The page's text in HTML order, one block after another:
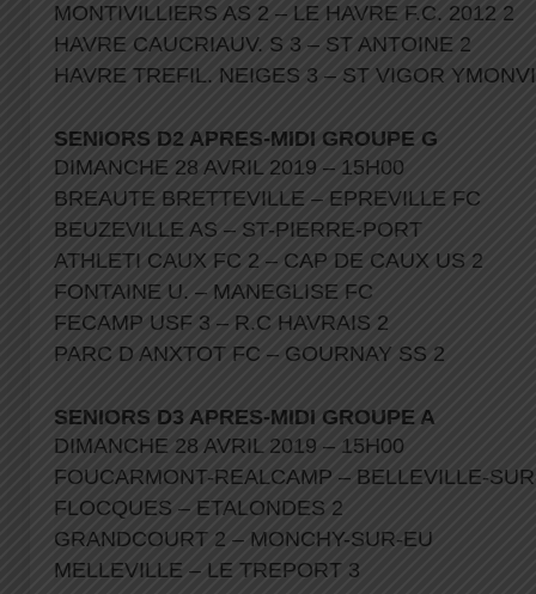
MONTIVILLIERS AS 2 – LE HAVRE F.C. 2012 2
HAVRE CAUCRIAUV. S 3 – ST ANTOINE 2
HAVRE TREFIL. NEIGES 3 – ST VIGOR
SENIORS D2 APRES-MIDI GROUPE G
DIMANCHE 28 AVRIL 2019 – 15H00
BREAUTE BRETTEVILLE – EPREVILLE FC
BEUZEVILLE AS – ST-PIERRE-PORT
ATHLETI CAUX FC 2 – CAP DE CAUX US 2
FONTAINE U. – MANEGLISE FC
FECAMP USF 3 – R.C HAVRAIS 2
PARC D ANXTOT FC – GOURNAY SS 2
SENIORS D3 APRES-MIDI GROUPE A
DIMANCHE 28 AVRIL 2019 – 15H00
FOUCARMONT-REALCAMP – BELLEVILLE-
FLOCQUES – ETALONDES 2
GRANDCOURT 2 – MONCHY-SUR-EU
MELLEVILLE – LE TREPORT 3